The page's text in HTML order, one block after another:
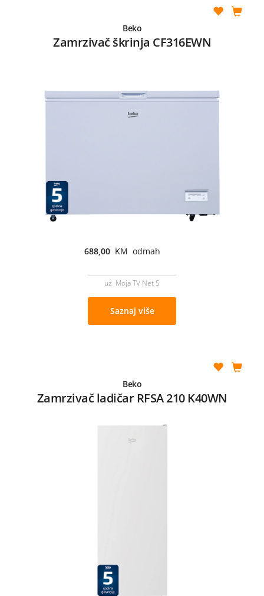
Beko
Zamrzivač škrinja CF316EWN
688,00 KM odmah
uz Moja TV Net S
Saznaj više
Beko
Zamrzivač ladičar RFSA 210 K40WN